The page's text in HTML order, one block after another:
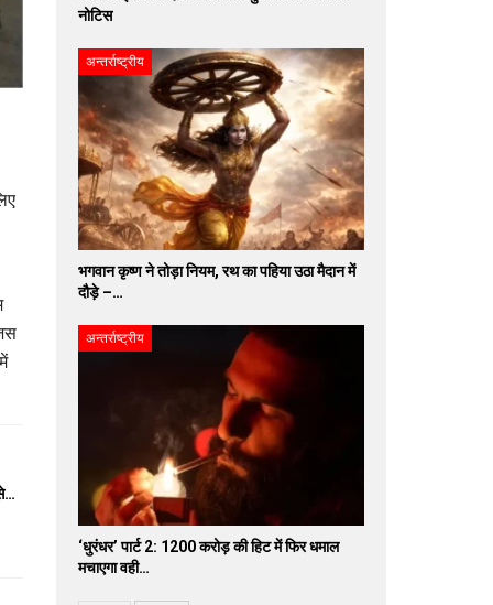
नोटिस
अन्तर्राष्ट्रीय
भगवान कृष्ण ने तोड़ा नियम, रथ का पहिया उठा मैदान में
दौड़े –…
अन्तर्राष्ट्रीय
‘धुरंधर’ पार्ट 2: 1200 करोड़ की हिट में फिर धमाल
मचाएगा वही…